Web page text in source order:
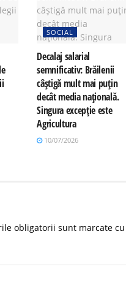
SOCIAL
Decalaj salarial
semnificativ: Brăilenii
câștigă mult mai puțin
decât media națională.
Singura excepție este
Agricultura
10/07/2026
obligatorii sunt marcate cu